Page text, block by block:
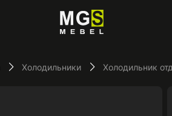
Холодильники Холодильник